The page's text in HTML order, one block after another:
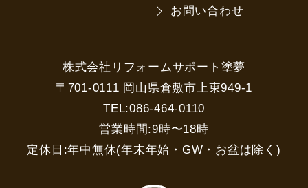
お問い合わせ
株式会社リフォームサポート塗夢
〒701-0111 岡山県倉敷市上東949-1
TEL:086-464-0110
営業時間:9時〜18時
定休日:年中無休(年末年始・GW・お盆は除く)